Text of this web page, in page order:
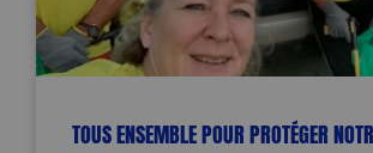
TOUS ENSEMBLE POUR PROTÉGER